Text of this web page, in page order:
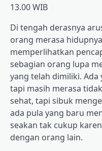
13.00 WIB
Di tengah derasnya
orang merasa
memperlihatkan
sebagian orang lupa
yang telah dimiliki.
tapi masih merasa
sehat, tapi sibuk
ada pula yang baru
seakan tak cukup
dengan orang lain.